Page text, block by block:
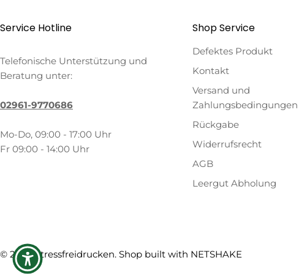
Service Hotline
Telefonische Unterstützung und
Beratung unter:
02961-9770686
Mo-Do, 09:00 - 17:00 Uhr
Fr 09:00 - 14:00 Uhr
Shop Service
Defektes Produkt
Kontakt
Versand und
Zahlungsbedingungen
Rückgabe
Widerrufsrecht
AGB
Leergut Abholung
© 2026Stressfreidrucken. Shop built with NETSHAKE